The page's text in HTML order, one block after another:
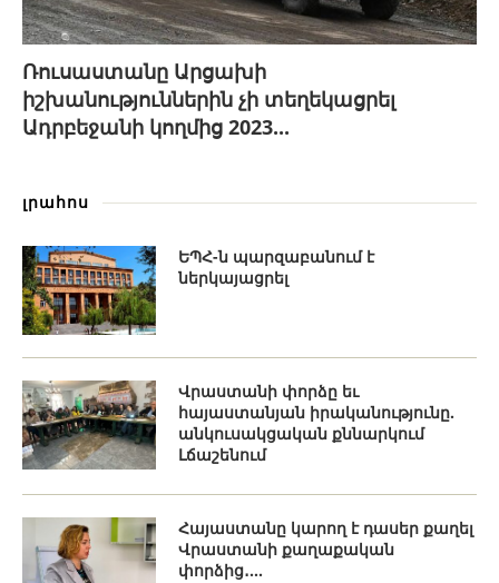
Ռուսաստանը Արցախի
իշխանություններին չի տեղեկացրել
Ադրբեջանի կողմից 2023...
լրահոս
ԵՊՀ-ն պարզաբանում է
ներկայացրել
Վրաստանի փորձը եւ
հայաստանյան իրականությունը.
անկուսակցական քննարկում
Լճաշենում
Հայաստանը կարող է դասեր քաղել
Վրաստանի քաղաքական
փորձից․...